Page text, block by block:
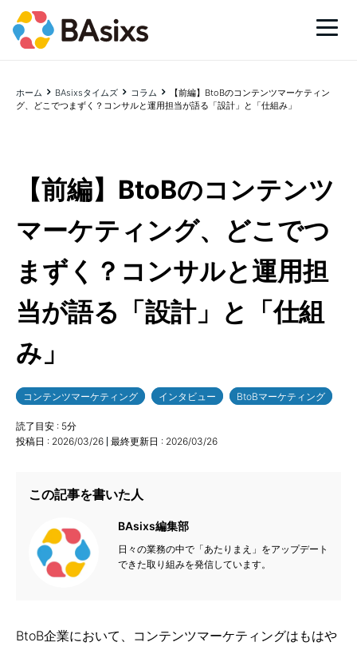
ホーム BAsixsタイムズ コラム
【前編】BtoBのコンテンツマーケティン
グ、どこでつまずく？コンサルと運用担当が語る「設計」と「仕組み」
【前編】BtoBのコンテンツ
マーケティング、どこでつ
まずく？コンサルと運用担
当が語る「設計」と「仕組
み」
コンテンツマーケティング インタビュー BtoBマーケティング
読了目安 : 5分
投稿日 : 2026/03/26 最終更新日 : 2026/03/26
この記事を書いた人
BAsixs編集部
日々の業務の中で「あたりまえ」をアップデート
できた取り組みを発信しています。
BtoB企業において、コンテンツマーケティングはもはや